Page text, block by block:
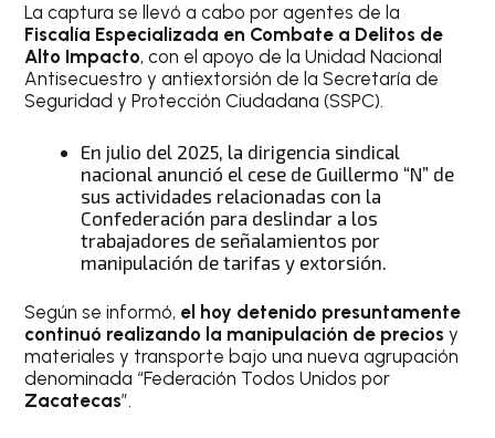
La captura se llevó a cabo por agentes de la
Fiscalía Especializada en Combate a Delitos de
Alto Impacto, con el apoyo de la Unidad Nacional
Antisecuestro y antiextorsión de la Secretaría de
Seguridad y Protección Ciudadana (SSPC).
En julio del 2025, la dirigencia sindical
nacional anunció el cese de Guillermo “N” de
sus actividades relacionadas con la
Confederación para deslindar a los
trabajadores de señalamientos por
manipulación de tarifas y extorsión.
Según se informó, el hoy detenido presuntamente
continuó realizando la manipulación de precios y
materiales y transporte bajo una nueva agrupación
denominada “Federación Todos Unidos por
Zacatecas”.